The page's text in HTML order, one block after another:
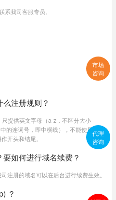
我司客服专员。
注册规则？
提供英文字母（a-z，不区分大小
的连词号，即中横线），不能使用空格
开头和结尾。
如何进行域名续费？
注册的域名可以在后台进行续费生效。
？
市场
咨询
代理
咨询